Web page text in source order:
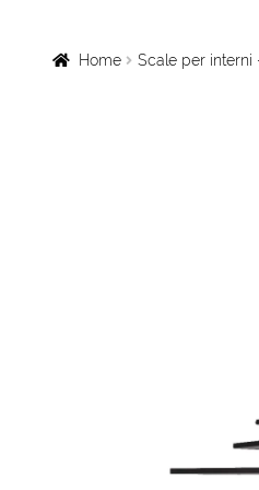
Home Scale per interni